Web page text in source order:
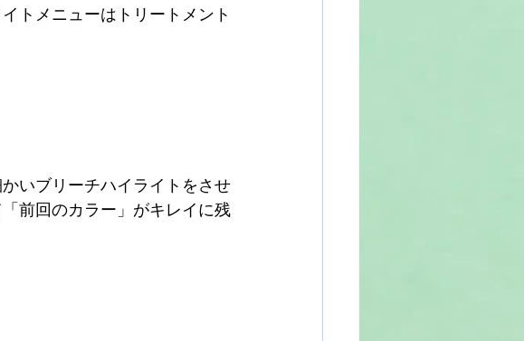
トメニューはトリートメント
いブリーチハイライトをさせ
前回のカラー」がキレイに残